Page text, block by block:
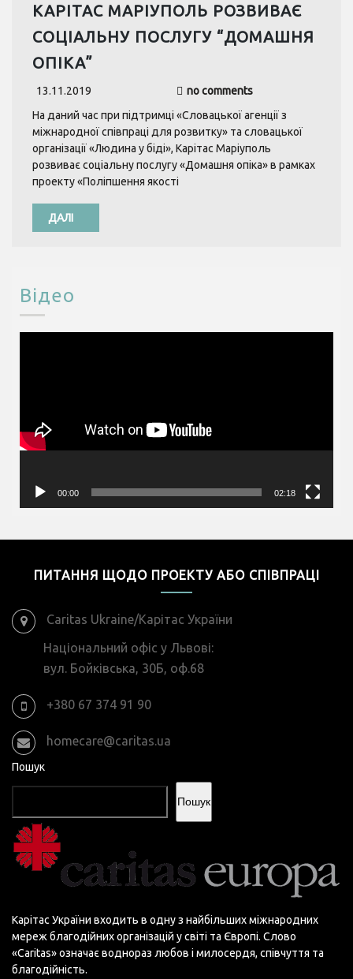
КАРІТАС МАРІУПОЛЬ РОЗВИВАЄ
СОЦІАЛЬНУ ПОСЛУГУ “ДОМАШНЯ
ОПІКА”
13.11.2019
no comments
На даний час при підтримці «Словацької агенції з
міжнародної співпраці для розвитку» та словацької
організації «Людина у біді», Карітас Маріуполь
розвиває соціальну послугу «Домашня опіка» в рамках
проекту «Поліпшення якості
ДАЛІ
Відео
00:00 02:18
ПИТАННЯ ЩОДО ПРОЕКТУ АБО СПІВПРАЦІ
Caritas Ukraine/Карітас України
Національний офіс у Львові:
вул. Бойківська, 30Б, оф.68
+380 67 374 91 90
homecare@caritas.ua
Пошук
Пошук
Карітас України входить в одну з найбільших міжнародних
мереж благодійних організацій у світі та Європі. Слово
«Сaritas» означає воднораз любов і милосердя, співчуття та
благодійність.